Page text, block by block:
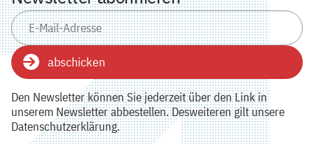
abschicken
Den Newsletter können Sie jederzeit über den Link in
unserem Newsletter abbestellen. Desweiteren gilt unsere
Datenschutzerklärung.